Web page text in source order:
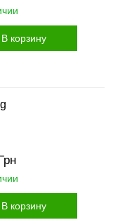
В корзину
В корзину